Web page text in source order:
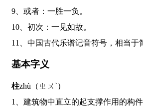
9、或者：一胜一负。
10、初次：一见如故。
11、中国古代乐谱记音符号，相当于
基本字义
柱zhù（ㄓㄨˋ）
1、建筑物中直立的起支撑作用的构